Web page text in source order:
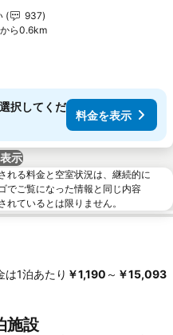
ンク
937
ら0.6km
択してくだ
料金を表示
示
れる料金と空室状況は、継続的に
でご覧になった情報と同じ内容
ているとは限りません。
は1泊あたり ‎￥1,190 ～ ‎￥15,093
施設